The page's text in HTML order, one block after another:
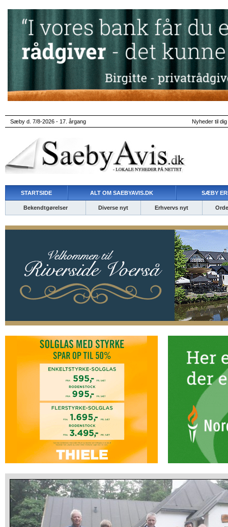
Sæby d. 7/8-2026 - 17. årgang Nyheder til
STARTSIDE ALT OM SAEBYAVIS.DK SÆBY
Bekendtgørelser Diverse nyt Erhvervs nyt